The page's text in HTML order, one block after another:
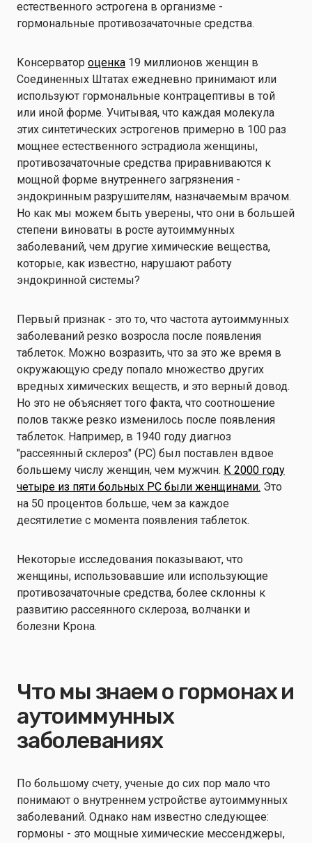
естественного эстрогена в организме -
гормональные противозачаточные средства.
Консерватор оценка 19 миллионов женщин в
Соединенных Штатах ежедневно принимают или
используют гормональные контрацептивы в той
или иной форме. Учитывая, что каждая молекула
этих синтетических эстрогенов примерно в 100 раз
мощнее естественного эстрадиола женщины,
противозачаточные средства приравниваются к
мощной форме внутреннего загрязнения -
эндокринным разрушителям, назначаемым врачом.
Но как мы можем быть уверены, что они в большей
степени виноваты в росте аутоиммунных
заболеваний, чем другие химические вещества,
которые, как известно, нарушают работу
эндокринной системы?
Первый признак - это то, что частота аутоиммунных
заболеваний резко возросла после появления
таблеток. Можно возразить, что за это же время в
окружающую среду попало множество других
вредных химических веществ, и это верный довод.
Но это не объясняет того факта, что соотношение
полов также резко изменилось после появления
таблеток. Например, в 1940 году диагноз
"рассеянный склероз" (РС) был поставлен вдвое
большему числу женщин, чем мужчин. К 2000 году
четыре из пяти больных РС были женщинами. Это
на 50 процентов больше, чем за каждое
десятилетие с момента появления таблеток.
Некоторые исследования показывают, что
женщины, использовавшие или использующие
противозачаточные средства, более склонны к
развитию рассеянного склероза, волчанки и
болезни Крона.
Что мы знаем о гормонах и
аутоиммунных
заболеваниях
По большому счету, ученые до сих пор мало что
понимают о внутреннем устройстве аутоиммунных
заболеваний. Однако нам известно следующее:
гормоны - это мощные химические мессенджеры,